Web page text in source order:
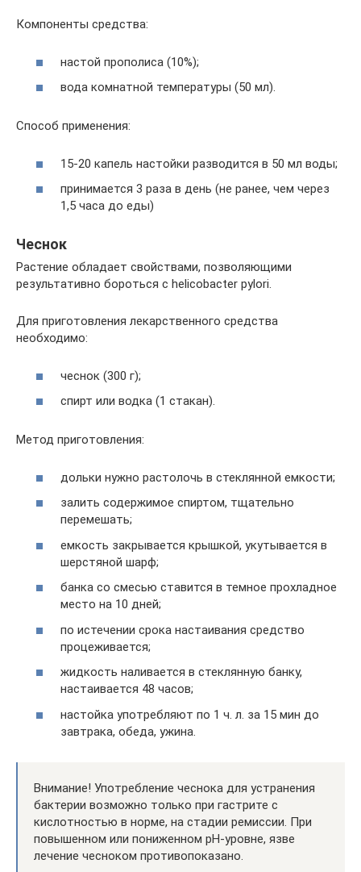
Компоненты средства:
настой прополиса (10%);
вода комнатной температуры (50 мл).
Способ применения:
15-20 капель настойки разводится в 50 мл воды;
принимается 3 раза в день (не ранее, чем через
1,5 часа до еды)
Чеснок
Растение обладает свойствами, позволяющими
результативно бороться с helicobacter pylori.
Для приготовления лекарственного средства
необходимо:
чеснок (300 г);
спирт или водка (1 стакан).
Метод приготовления:
дольки нужно растолочь в стеклянной емкости;
залить содержимое спиртом, тщательно
перемешать;
емкость закрывается крышкой, укутывается в
шерстяной шарф;
банка со смесью ставится в темное прохладное
место на 10 дней;
по истечении срока настаивания средство
процеживается;
жидкость наливается в стеклянную банку,
настаивается 48 часов;
настойка употребляют по 1 ч. л. за 15 мин до
завтрака, обеда, ужина.
Внимание! Употребление чеснока для устранения
бактерии возможно только при гастрите с
кислотностью в норме, на стадии ремиссии. При
повышенном или пониженном pH-уровне, язве
лечение чесноком противопоказано.